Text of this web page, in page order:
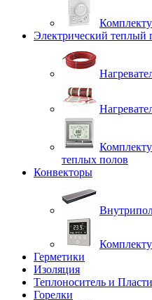
Электрический теплый
теплых полов
Конвекторы
Герметики
Изоляция
Теплоноситель и
Горелки